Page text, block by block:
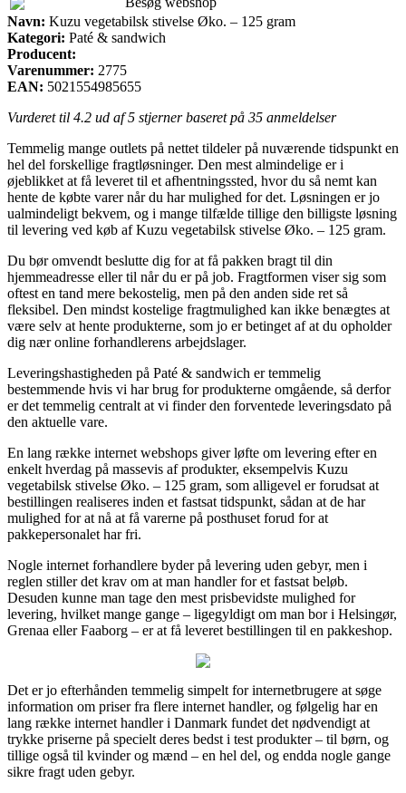
Navn: Kuzu vegetabilsk stivelse Øko. – 125 gram
Kategori: Paté & sandwich
Producent:
Varenummer: 2775
EAN: 5021554985655
Vurderet til 4.2 ud af 5 stjerner baseret på 35 anmeldelser
Temmelig mange outlets på nettet tildeler på nuværende tidspunkt en
hel del forskellige fragtløsninger. Den mest almindelige er i
øjeblikket at få leveret til et afhentningssted, hvor du så nemt kan
hente de købte varer når du har mulighed for det. Løsningen er jo
ualmindeligt bekvem, og i mange tilfælde tillige den billigste løsning
til levering ved køb af Kuzu vegetabilsk stivelse Øko. – 125 gram.
Du bør omvendt beslutte dig for at få pakken bragt til din
hjemmeadresse eller til når du er på job. Fragtformen viser sig som
oftest en tand mere bekostelig, men på den anden side ret så
fleksibel. Den mindst kostelige fragtmulighed kan ikke benægtes at
være selv at hente produkterne, som jo er betinget af at du opholder
dig nær online forhandlerens arbejdslager.
Leveringshastigheden på Paté & sandwich er temmelig
bestemmende hvis vi har brug for produkterne omgående, så derfor
er det temmelig centralt at vi finder den forventede leveringsdato på
den aktuelle vare.
En lang række internet webshops giver løfte om levering efter en
enkelt hverdag på massevis af produkter, eksempelvis Kuzu
vegetabilsk stivelse Øko. – 125 gram, som alligevel er forudsat at
bestillingen realiseres inden et fastsat tidspunkt, sådan at de har
mulighed for at nå at få varerne på posthuset forud for at
pakkepersonalet har fri.
Nogle internet forhandlere byder på levering uden gebyr, men i
reglen stiller det krav om at man handler for et fastsat beløb.
Desuden kunne man tage den mest prisbevidste mulighed for
levering, hvilket mange gange – ligegyldigt om man bor i Helsingør,
Grenaa eller Faaborg – er at få leveret bestillingen til en pakkeshop.
Det er jo efterhånden temmelig simpelt for internetbrugere at søge
information om priser fra flere internet handler, og følgelig har en
lang række internet handler i Danmark fundet det nødvendigt at
trykke priserne på specielt deres bedst i test produkter – til børn, og
tillige også til kvinder og mænd – en hel del, og endda nogle gange
sikre fragt uden gebyr.